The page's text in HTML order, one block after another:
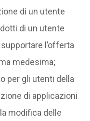
di un utente
di un utente
l’offerta
medesima;
per gli utenti della
di applicazioni
modifica delle